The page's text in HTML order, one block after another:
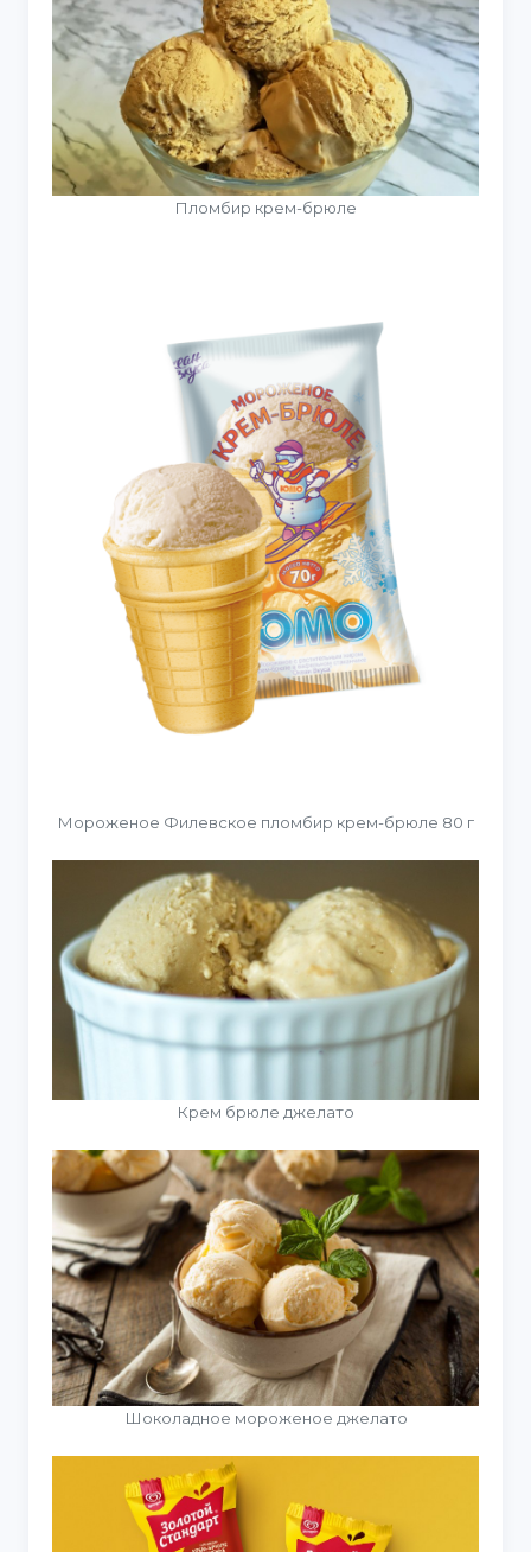
Пломбир крем-брюле
Мороженое Филевское пломбир крем-брюле 80 г
Крем брюле джелато
Шоколадное мороженое джелато